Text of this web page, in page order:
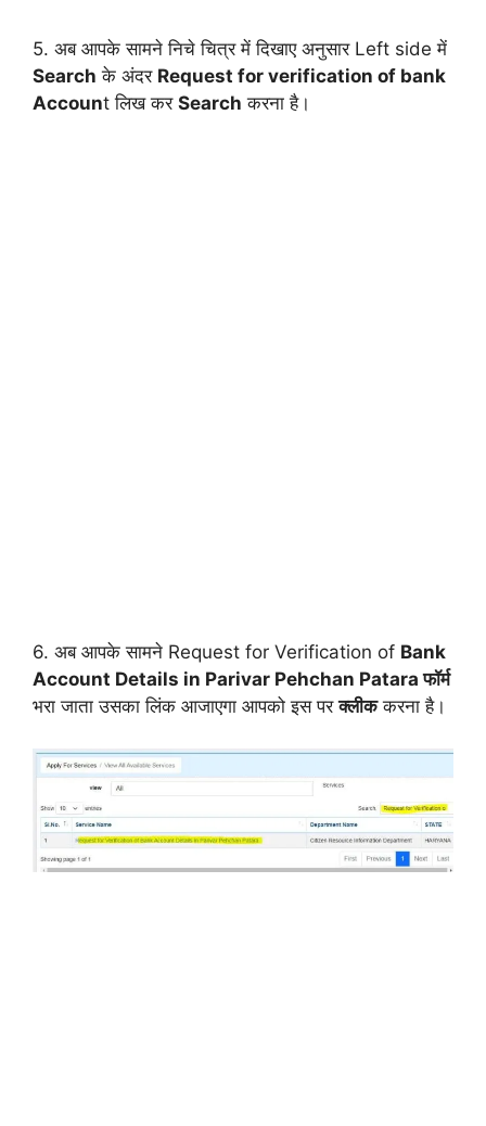
5. अब आपके सामने निचे चित्र में दिखाए अनुसार Left side में
Search के अंदर Request for verification of bank
Account लिख कर Search करना है।
6. अब आपके सामने Request for Verification of Bank
Account Details in Parivar Pehchan Patara फॉर्म
भरा जाता उसका लिंक आजाएगा आपको इस परक्लीककरना है।